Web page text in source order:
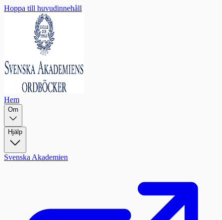
Hoppa till huvudinnehåll
Hem
Om
Hjälp
Svenska Akademien